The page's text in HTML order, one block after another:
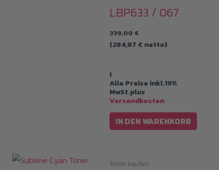
LBP633 / 067
339,00 €
(284,87 € netto)
i
Alle Preise inkl.19%
MwSt.plus
Versandkosten
IN DEN WARENKORB
Toner kaufen